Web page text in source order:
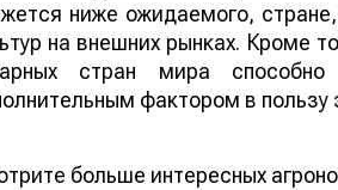
ниже ожидаемого,
на внешних рынках. Кроме
стран мира
фактором в пользу
больше интересных